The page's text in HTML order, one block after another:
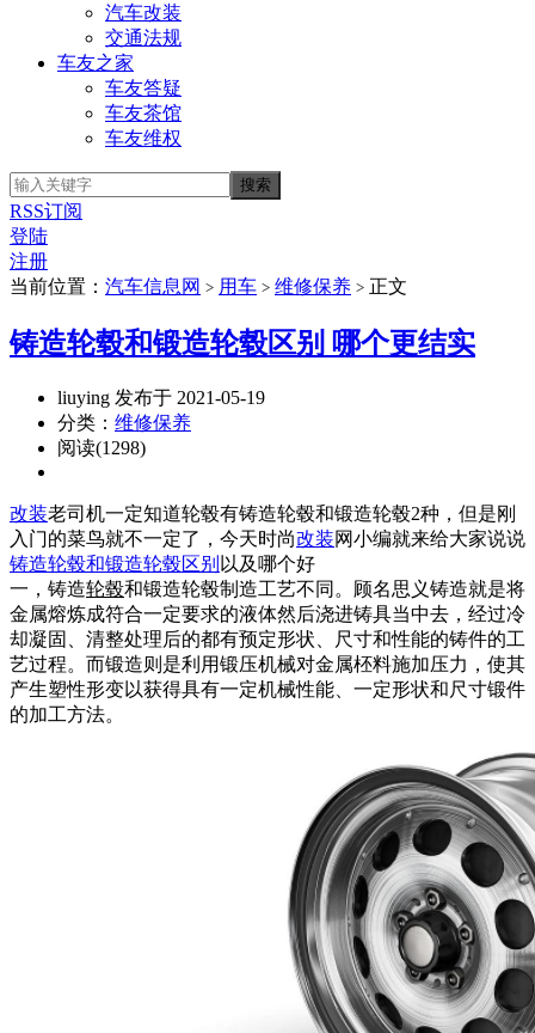
汽车改装
交通法规
车友之家
车友答疑
车友茶馆
车友维权
RSS订阅
登陆
注册
当前位置： 汽车信息网 > 用车 > 维修保养 > 正文
铸造轮毂和锻造轮毂区别 哪个更结实
liuying 发布于 2021-05-19
分类： 维修保养
阅读(1298)
改装老司机一定知道轮毂有铸造轮毂和锻造轮毂2种，但是刚
入门的菜鸟就不一定了，今天时尚改装网小编就来给大家说说
铸造轮毂和锻造轮毂区别 以及哪个好
一，铸造轮毂和锻造轮毂制造工艺不同。 顾名思义铸造就是将
金属熔炼成符合一定要求的液体然后浇进铸具当中去，经过冷
却凝固、清整处理后的都有预定形状、尺寸和性能的铸件的工
艺过程。而锻造则是利用锻压机械对金属柸料施加压力，使其
产生塑性形变以获得具有一定机械性能、一定形状和尺寸锻件
的加工方法。